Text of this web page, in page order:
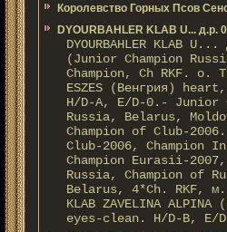
Королевство Горных Псов
DYOURBAHLER KLAB U... д.р.
DYOURBAHLER KLAB
(Junior Champion
Champion, Ch RKF. о.
ESZES (Венгрия)
H/D-A, E/D-0.- Junior
Russia, Belarus,
Champion of Club-
Club-2006, Champion
Champion Eurasii-2007,
Russia, Champion of
Belarus, 4*Ch. RKF, м.
KLAB ZAVELINA
eyes-clean. H/D-В, E/